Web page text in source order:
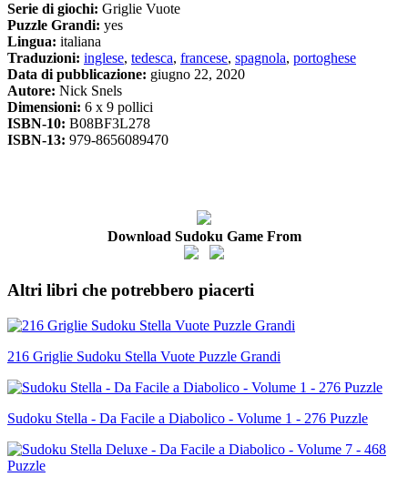
Serie di giochi: Griglie Vuote
Puzzle Grandi: yes
Lingua: italiana
Traduzioni: inglese, tedesca, francese, spagnola, portoghese
Data di pubblicazione: giugno 22, 2020
Autore: Nick Snels
Dimensioni: 6 x 9 pollici
ISBN-10: B08BF3L278
ISBN-13: 979-8656089470
Download Sudoku Game From
Altri libri che potrebbero piacerti
216 Griglie Sudoku Stella Vuote Puzzle Grandi
Sudoku Stella - Da Facile a Diabolico - Volume 1 - 276 Puzzle